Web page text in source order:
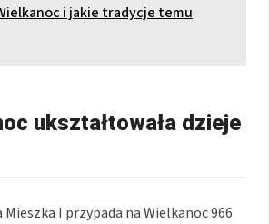
i jakie tradycje temu
ukształtowała dzieje
I przypada na Wielkanoc 966